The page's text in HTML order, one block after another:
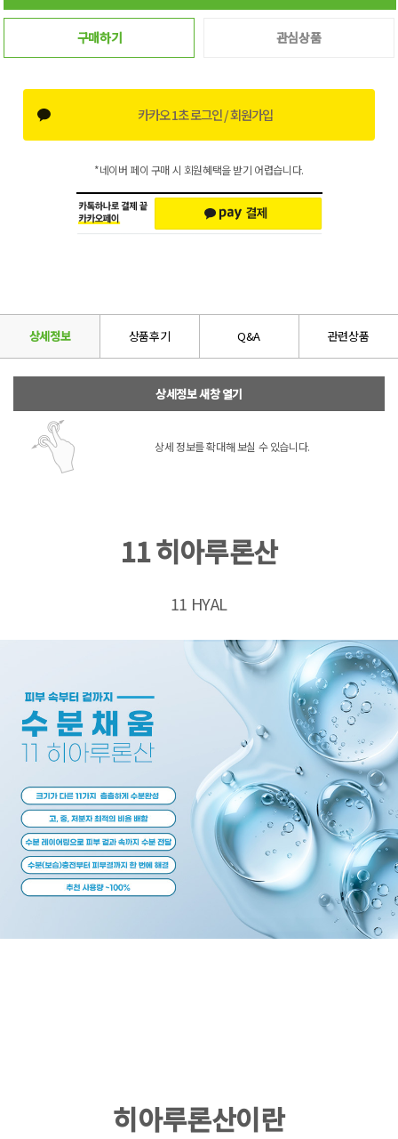
구매하기 관심상품
카카오 1초 로그인 / 회원가입
*네이버 페이 구매 시 회원혜택을 받기 어렵습니다.
상세정보 상품후기 Q&A 관련상품
상세정보 새창 열기
상세 정보를 확대해 보실 수 있습니다.
11 히아루론산
11 HYAL
히아루론산이란